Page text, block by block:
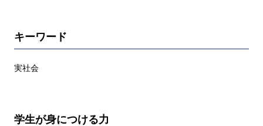
キーワード
実社会
学生が身につける力